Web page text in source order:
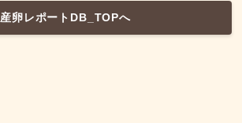
産卵レポートDB_TOPへ